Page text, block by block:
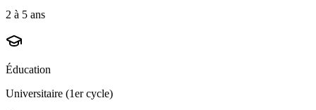
2 à 5 ans
Éducation
Universitaire (1er cycle)